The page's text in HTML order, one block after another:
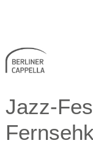
Jazz-